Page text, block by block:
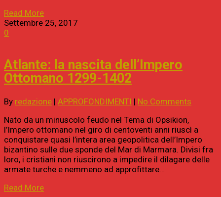
Read More
Settembre 25, 2017
0
Atlante: la nascita dell’Impero
Ottomano 1299-1402
By redazione | APPROFONDIMENTI | No Comments
Nato da un minuscolo feudo nel Tema di Opsikion,
l’Impero ottomano nel giro di centoventi anni riuscì a
conquistare quasi l’intera area geopolitica dell’Impero
bizantino sulle due sponde del Mar di Marmara. Divisi fra
loro, i cristiani non riuscirono a impedire il dilagare delle
armate turche e nemmeno ad approfittare…
Read More